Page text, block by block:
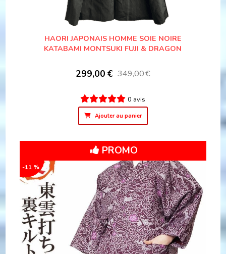
HAORI JAPONAIS HOMME SOIE NOIRE
KATABAMI MONTSUKI FUJI & DRAGON
299,00 € 349,00€
0 avis
Ajouter au panier
PROMO
-11 %